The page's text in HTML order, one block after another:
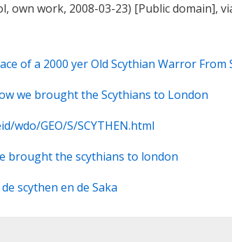
own work, 2008-03-23) [Public domain],
of a 2000 yer Old Scythian Warror From
we brought the Scythians to London
wdo/GEO/S/SCYTHEN.html
brought the scythians to london
scythen en de Saka